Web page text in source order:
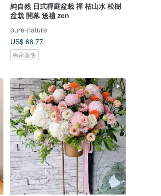
純自然 日式禪庭盆栽 禪 枯山水 松樹
盆栽 開幕 送禮 zen
pure-nature
US$ 66.77
獨家販售